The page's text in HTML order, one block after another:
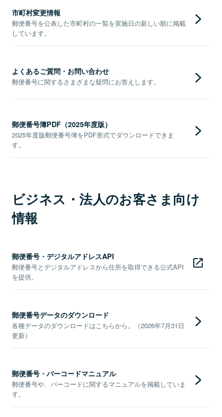
市町村変更情報
郵便番号を公表した市町村の一覧を実施日の新しい順に掲載
しています。
よくあるご質問・お問い合わせ
郵便番号に関するさまざまな疑問にお答えします。
郵便番号簿PDF（2025年度版）
2025年度版郵便番号簿をPDF形式でダウンロードできま
す。
ビジネス・法人のお客さま向け
情報
郵便番号・デジタルアドレスAPI
郵便番号とデジタルアドレスから住所を取得できる公式API
を提供。
郵便番号データのダウンロード
各種データのダウンロードはこちらから。（2026年7月31日
更新）
郵便番号・バーコードマニュアル
郵便番号や、バーコードに関するマニュアルを掲載していま
す。